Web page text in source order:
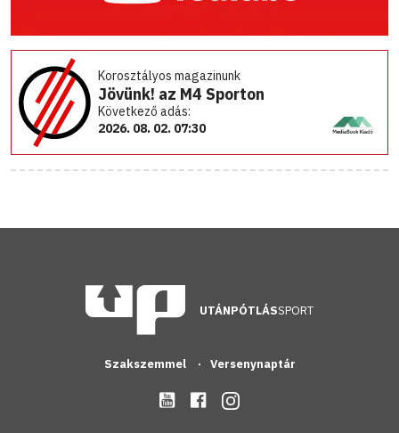
Korosztályos magazinunk
Jövünk! az M4 Sporton
Következő adás:
2026. 08. 02. 07:30
UTÁNPÓTLÁSSPORT
Szakszemmel Versenynaptár